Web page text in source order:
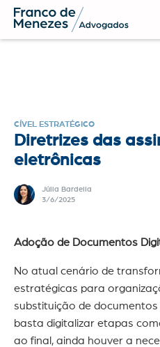
CÍVEL ESTRATÉGICO
Diretrizes das
eletrônicas
Júlia Bardella
3/6/2025
Adoção de Documentos
No atual cenário de
estratégicas para
substituição de
basta digitalizar etapas
ao final, ainda houver a